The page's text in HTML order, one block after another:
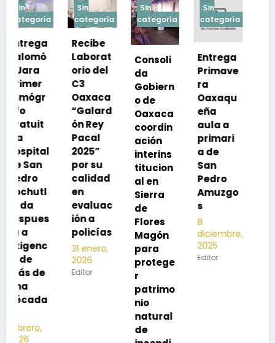
Sin
categoría
Recibe
Laborat
orio del
C3
Oaxaca
“Galard
ón Rey
Pacal
2025”
por su
calidad
en
evaluac
ión a
policías
31 enero,
2026
Editor
Sin
categoría
Consoli
da
o de
Oaxaca
coordin
ación
interins
titucion
al en
de
Flores
Magón
para
protege
r
Sin
categoría
Entrega
ra
Oaxaqu
eña
aula a
primari
a de
San
Pedro
Amuzgo
8
diciembre,
2025
Editor
Sin
categoría
Exhorta
SSO a
rse de
neumoc
oco
para
preveni
r la
neumon
ía
2025
Editor